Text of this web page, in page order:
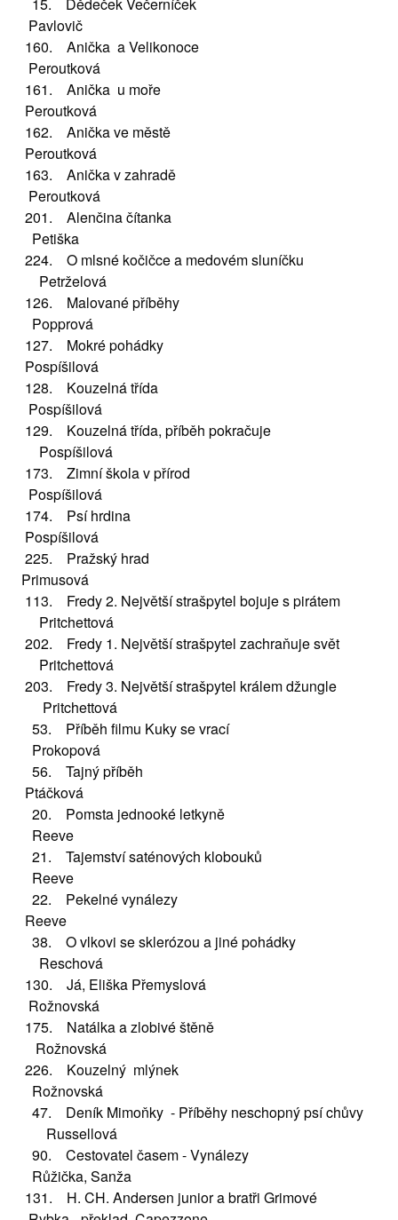
Pavlovič
160. Anička a Velikonoce
Peroutková
161. Anička u moře
Peroutková
162. Anička ve městě
Peroutková
163. Anička v zahradě
Peroutková
201. Alenčina čítanka
Petiška
224. O mlsné kočičce a medovém sluníčku
Petrželová
126. Malované příběhy
Popprová
127. Mokré pohádky
Pospíšilová
128. Kouzelná třída
Pospíšilová
129. Kouzelná třída, příběh pokračuje
Pospíšilová
173. Zimní škola v přírod
Pospíšilová
174. Psí hrdina
Pospíšilová
225. Pražský hrad
Primusová
113. Fredy 2. Největší strašpytel bojuje s pirátem
Pritchettová
202. Fredy 1. Největší strašpytel zachraňuje svět
Pritchettová
203. Fredy 3. Největší strašpytel králem džungle
Pritchettová
53. Příběh filmu Kuky se vrací
Prokopová
56. Tajný příběh
Ptáčková
20. Pomsta jednooké letkyně
Reeve
21. Tajemství saténových klobouků
Reeve
22. Pekelné vynálezy
Reeve
38. O vlkovi se sklerózou a jiné pohádky
Reschová
130. Já, Eliška Přemyslová
Rožnovská
175. Natálka a zlobivé štěně
Rožnovská
226. Kouzelný mlýnek
Rožnovská
47. Deník Mimoňky - Příběhy neschopný psí chůvy
Russellová
90. Cestovatel časem - Vynálezy
Růžička, Sanža
131. H. CH. Andersen junior a bratři Grimové